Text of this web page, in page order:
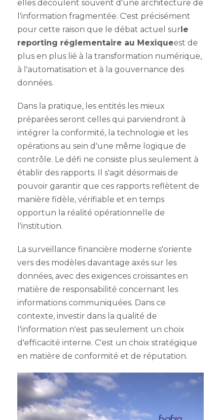
elles découlent souvent d'une architecture de
l'information fragmentée. C'est précisément
pour cette raison que le débat actuel surle
reporting réglementaire au Mexiqueest de
plus en plus lié à la transformation numérique,
à l'automatisation et à la gouvernance des
données.
Dans la pratique, les entités les mieux
préparées seront celles qui parviendront à
intégrer la conformité, la technologie et les
opérations au sein d'une même logique de
contrôle. Le défi ne consiste plus seulement à
établir des rapports. Il s'agit désormais de
pouvoir garantir que ces rapports reflètent de
manière fidèle, vérifiable et en temps
opportun la réalité opérationnelle de
l'institution.
La surveillance financière moderne s'oriente
vers des modèles davantage axés sur les
données, avec des exigences croissantes en
matière de responsabilité concernant les
informations communiquées. Dans ce
contexte, investir dans la qualité de
l'information n'est pas seulement un choix
d'efficacité interne. C'est un choix stratégique
en matière de conformité et de réputation.